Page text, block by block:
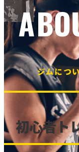
ジムにつ
初心者ト